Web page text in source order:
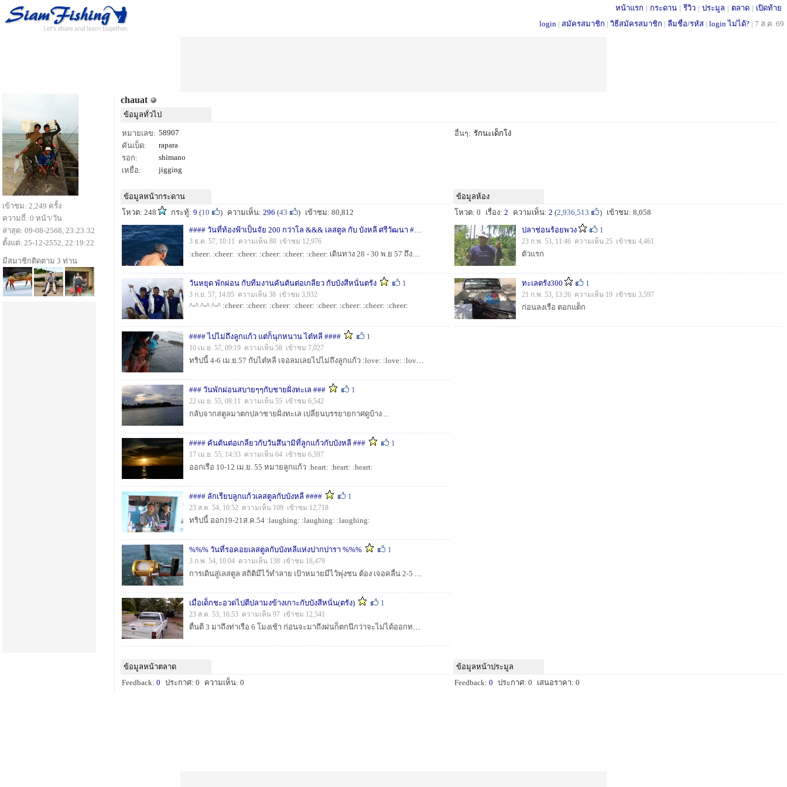
หน้าแรก | กระดาน | รีวิว | ประมูล | ตลาด | เปิดท้าย
login | สมัครสมาชิก | วิธีสมัครสมาชิก | ลืมชื่อ/รหัส | login ไม่ได้? | 7 ส.ค. 69
chauat
ข้อมูลทั่วไป
หมายเลข: 58907
คันเบ็ด:
rapara
รอก:
shimano
เหยื่อ:
jigging
อื่นๆ: รักนะเด็กโง่
ข้อมูลหน้ากระดาน
โหวต: 248
กระทู้: 9 (10 ) ความเห็น: 296 (43 ) เข้าชม: 80,812
#### วันที่ท้องฟ้าเป็นจัย 200 กว่าโล &&& เลสตูล กับ บังหลี ศรีวัฒนา ####
1
3 ธ.ค. 57, 10:11 ความเห็น 88 เข้าชม 12,976
:cheer: :cheer: :cheer: :cheer: :cheer: :cheer: เดินทาง 28 - 30 พ.ย 57 ถึงท่าเรือปากบารา
วันหยุด พักผ่อน กับทีมงานคันตันต่อเกลียว กับบังสีหนั่นตรัง 1
3 ก.ย. 57, 14:05 ความเห็น 38 เข้าชม 3,932
^-^ ^-^ ^-^ :cheer: :cheer: :cheer: :cheer: :cheer: :cheer: :cheer: :cheer:
#### ไปไม่ถึงลูกแก้ว แต่ก็นุกหนาน ไต๋หลี #### 1
10 เม.ย. 57, 09:19 ความเห็น 58 เข้าชม 7,027
ทริปนี้ 4-6 เม.ย.57 กับไต๋หลี เจอลมเลยไปไม่ถึงลูกแก้ว :love: :love: :love: :love: :love: :love:...
### วันพักผ่อนสบายๆๆกับชายฝั่งทะเล ### 1
22 เม.ย. 55, 08:11 ความเห็น 55 เข้าชม 6,542
กลับจากสตูลมาตกปลาชายฝั่งทะเล เปลี่ยนบรรยายกาศดูบ้าง ...
#### คันตันต่อเกลียวกับวันสึนามิที่ลูกแก้วกับบังหลี ### 1
17 เม.ย. 55, 14:33 ความเห็น 64 เข้าชม 6,597
ออกเรือ 10-12 เม.ย. 55 หมายลูกแก้ว :heart: :heart: :heart:
#### ลักเรียบลูกแก้วเลสตูลกับบังหลี #### 1
23 ส.ค. 54, 10:52 ความเห็น 109 เข้าชม 12,718
ทริปนี้ ออก19-21ส.ค.54 :laughing: :laughing: :laughing:
%%% วันที่รอคอยเลสตูลกับบังหลีแห่งปากปารา %%% 1
3 ก.พ. 54, 10:04 ความเห็น 138 เข้าชม 18,479
การเดินสู่เลสตูล สถิติมีไว้ทำลาย เป้าหมายมีไว้พุ่งชน ต้อง เจอคลื่น 2-5 เมตร...
เมื่อเด็กชะอวดไปตีปลามงข้างเกาะกับบังสีหนั่น(ตรัง) 1
23 ส.ค. 53, 16:53 ความเห็น 97 เข้าชม 12,541
ตื่นตี 3 มาถึงท่าเรือ 6 โมงเช้า ก่อนจะมาถึงฝนก็ตกนึกว่าจะไม่ได้ออกทริป ต้องหยุดพักกินกาแฟร้อนในเมืองตรังกันก่อน :love: :love: :love: :love: :love:...
ข้อมูลห้อง
โหวต: 0
เรื่อง: 2 ความเห็น: 2 (2,936,513 ) เข้าชม: 8,058
ปลาช่อนร้อยพวง
1
23 ก.พ. 53, 11:46 ความเห็น 25 เข้าชม 4,461
ตัวแรก
ทะเลตรัง300 1
21 ก.พ. 53, 13:26 ความเห็น 19 เข้าชม 3,597
ก่อนลงเรือ ตอกแต็ก
ข้อมูลหน้าตลาด
Feedback: 0 ประกาศ: 0 ความเห็น: 0
ข้อมูลหน้าประมูล
Feedback: 0 ประกาศ: 0 เสนอราคา: 0
เข้าชม: 2,249 ครั้ง
ความถี่: 0 หน้า/วัน
ล่าสุด: 09-08-2568, 23:23:32
ตั้งแต่: 25-12-2552, 22:19:22
มีสมาชิกติดตาม 3 ท่าน